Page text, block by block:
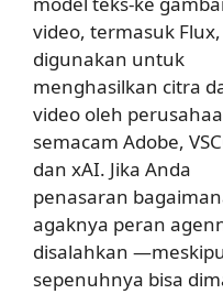
video, termasuk
digunakan untuk
menghasilkan citra
video oleh
semacam Adobe,
dan xAI. Jika Anda
penasaran
agaknya peran
disalahkan
sepenuhnya bisa